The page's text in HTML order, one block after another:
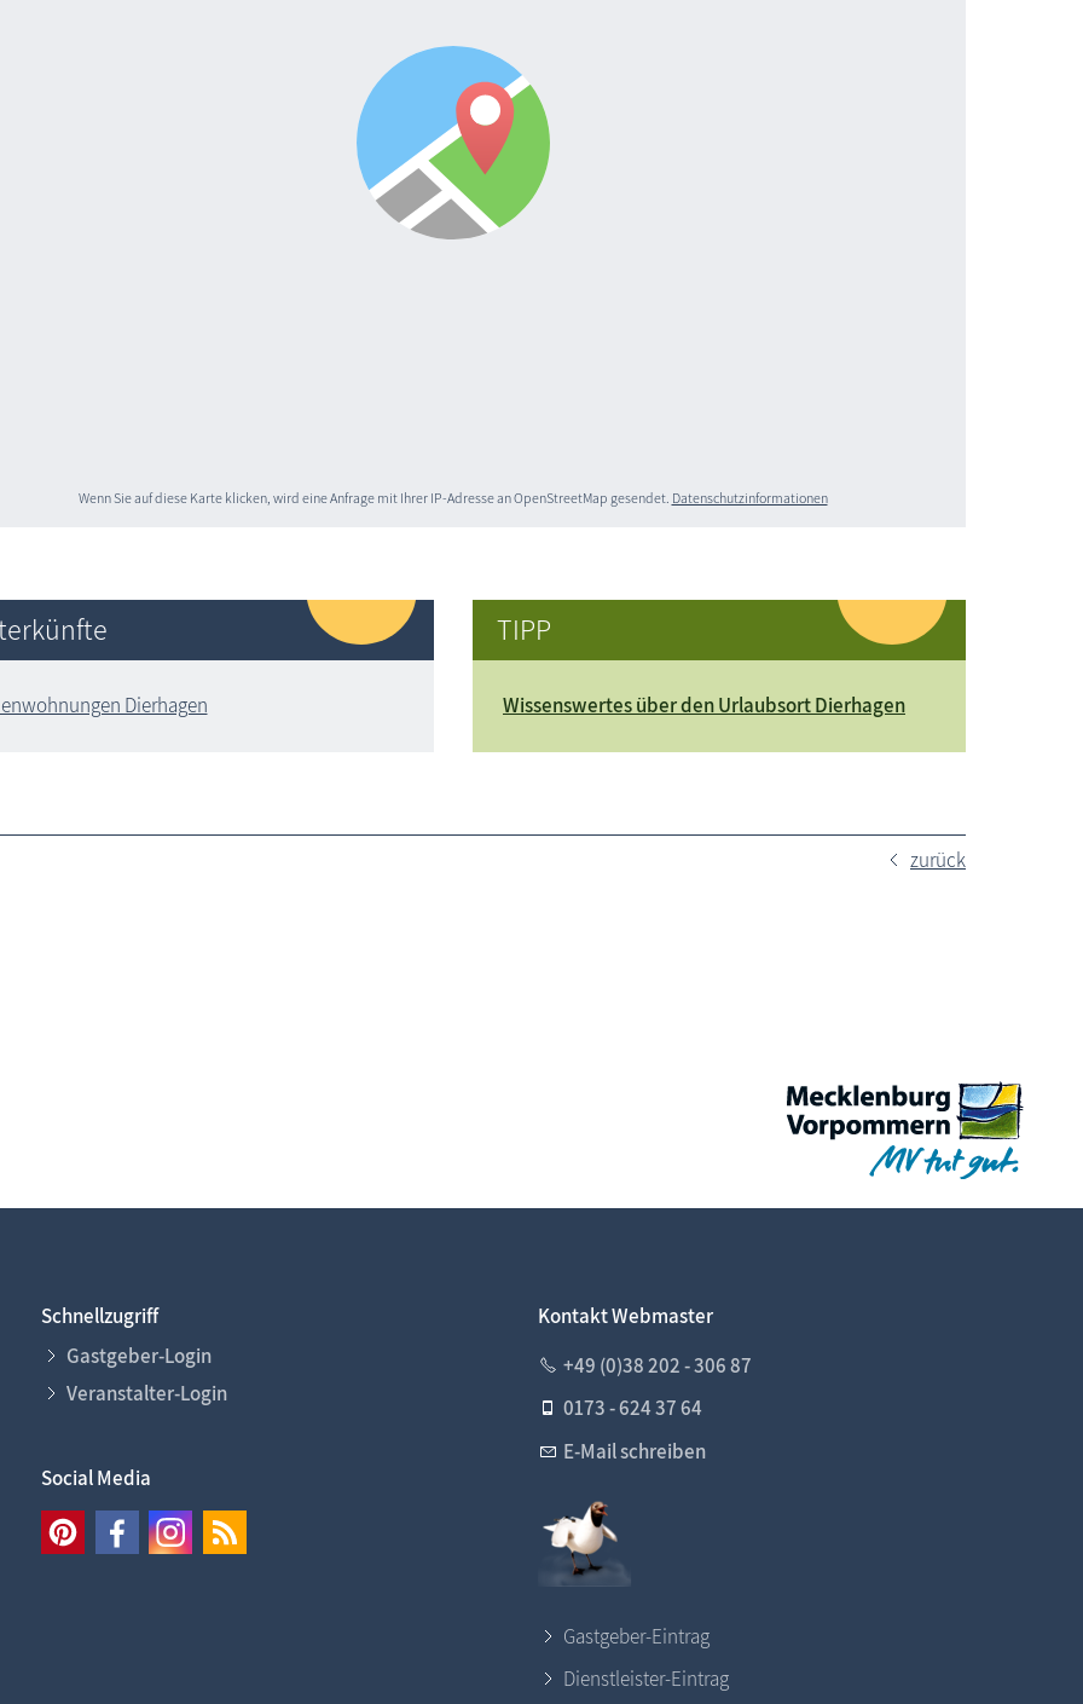
Wenn Sie auf diese Karte klicken, wird eine Anfrage mit Ihrer IP-Adresse an OpenStreetMap gesendet. Datenschutzinformationen
Dierhagen
TIPP
Wissenswertes über den Urlaubsort Dierhagen
zurück
Schnellzugriff
Gastgeber-Login
Veranstalter-Login
Social Media
Kontakt Webmaster
+49 (0)38 202 - 306 87
0173 - 624 37 64
E-Mail schreiben
Gastgeber-Eintrag
Dienstleister-Eintrag